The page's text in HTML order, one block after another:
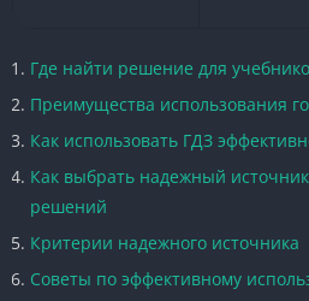
Где найти решение для
Преимущества использования
Как использовать ГДЗ
Как выбрать надежный
решений
Критерии надежного источника
Советы по эффективному